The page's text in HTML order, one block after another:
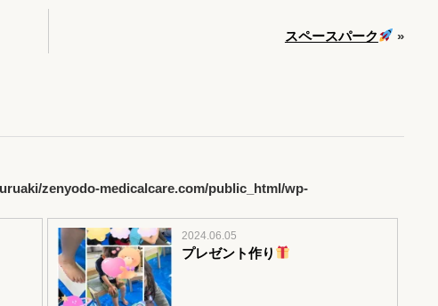
スペースパーク »
zenyodo-medicalcare.com/public_html/wp-
2024.06.05
プレゼント作り